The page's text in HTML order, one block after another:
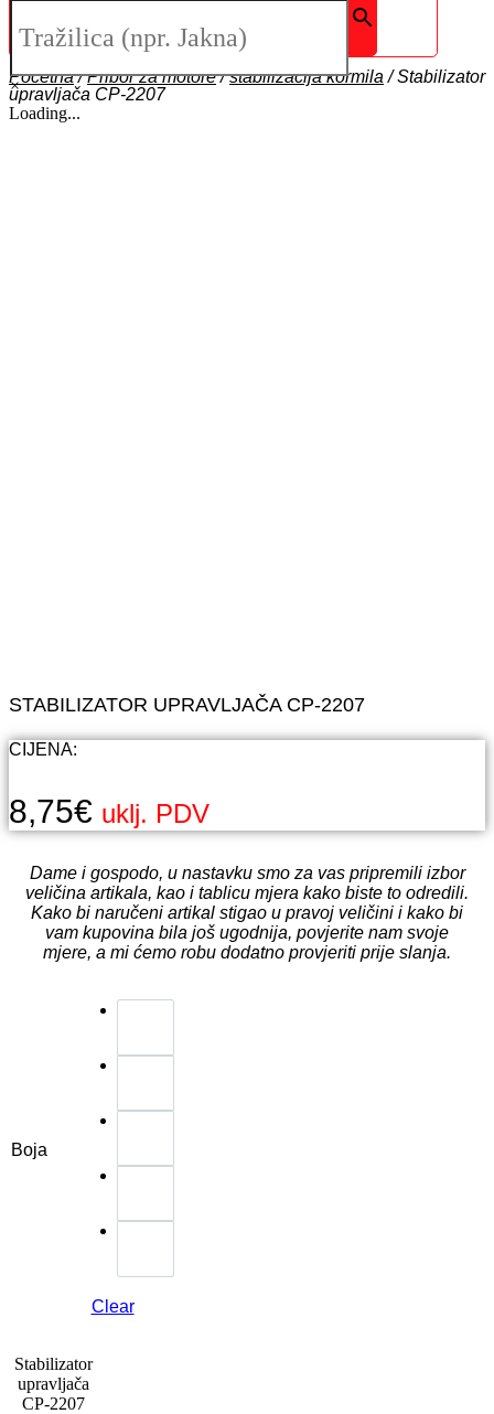
×
Početna/Pribor za motore/stabilizacija kormila /Stabilizator
upravljača CP-2207
Loading...
STABILIZATOR UPRAVLJAČA CP-2207
CIJENA:
8,75€ uklj. PDV
Dame i gospodo, u nastavku smo za vas pripremili izbor
veličina artikala, kao i tablicu mjera kako biste to odredili.
Kako bi naručeni artikal stigao u pravoj veličini i kako bi
vam kupovina bila još ugodnija, povjerite nam svoje
mjere, a mi ćemo robu dodatno provjeriti prije slanja.
Boja
Clear
Stabilizator
upravljača
CP-2207